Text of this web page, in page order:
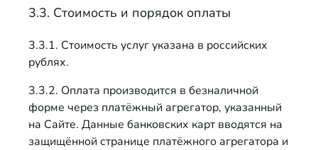
3.3. Стоимость и порядок оплаты
3.3.1. Стоимость услуг указана в российских
рублях.
3.3.2. Оплата производится в безналичной
форме через платёжный агрегатор, указанный
на Сайте. Данные банковских карт вводятся на
защищённой странице платёжного агрегатора и